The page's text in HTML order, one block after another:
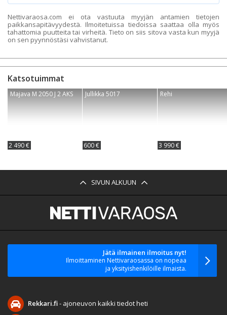
Nettivaraosa.com ei ota vastuuta myyjän antamien tietojen
paikkansapitävyydestä. Ilmoitetuissa tiedoissa saattaa olla myös
tahattomia puutteita tai virheitä. Tieto on siis sitova vasta kun myyjä
on sen pyynnöstäsi vahvistanut.
Katsotuimmat
Majava M 2050 J 2 AKS
2 490 €
Jullikka 5017
600 €
Rehi
3 990 €
SIVUN ALKUUN
Jätä ilmainen ilmoitus nyt!
Ilmoittaminen Nettivaraosassa on nopeaa
ja yksityishenkilöille ilmaista.
Rekkari.fi- ajoneuvon kaikki tiedot heti